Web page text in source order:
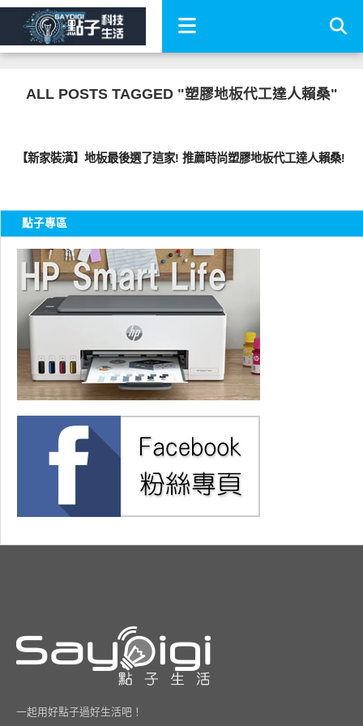
ALL POSTS TAGGED "塑膠地板代工達人賴桑"
【新家裝潢】地板最後選了這家! 推薦時尚塑膠地板代工達人賴桑!
點子專區
一起用好點子過好生活吧！